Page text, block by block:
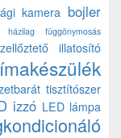
kamera bojler
függönymosás
illatosító
tisztítószer
izzó LED lámpa